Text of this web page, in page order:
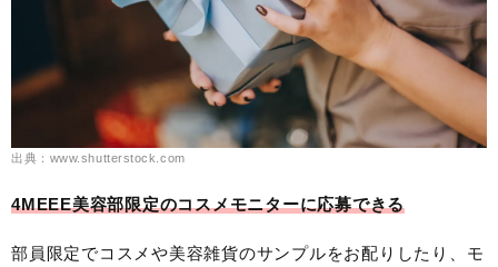
出典：www.shutterstock.com
4MEEE美容部限定のコスメモニターに応募できる
部員限定でコスメや美容雑貨のサンプルをお配りしたり、モ